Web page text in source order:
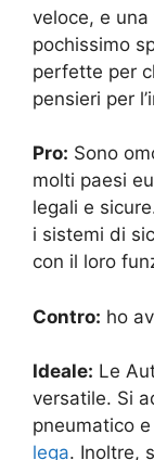
veloce, e
pochissimo
perfette per
pensieri per
Pro: Sono
molti paesi
legali e
i sistemi di
con il loro
Contro: ho
Ideale: Le
versatile. Si
pneumatico
lega. Inoltre,